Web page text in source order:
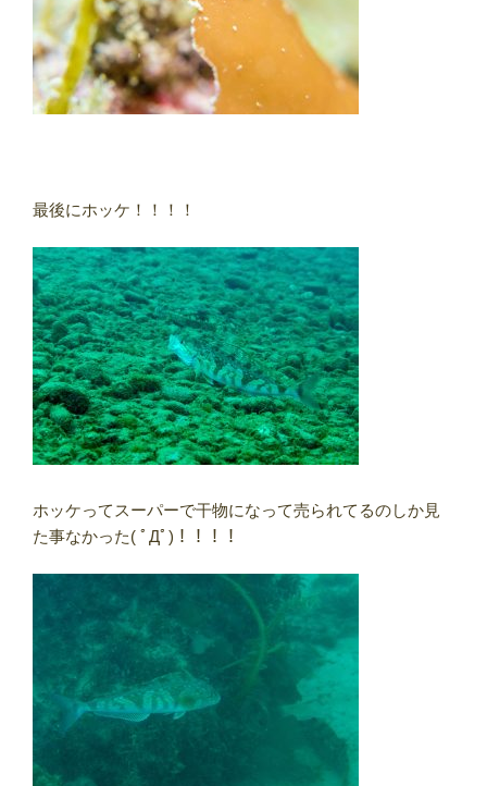
最後にホッケ！！！！
ホッケってスーパーで干物になって売られてるのしか見
た事なかった( ﾟДﾟ)！！！！